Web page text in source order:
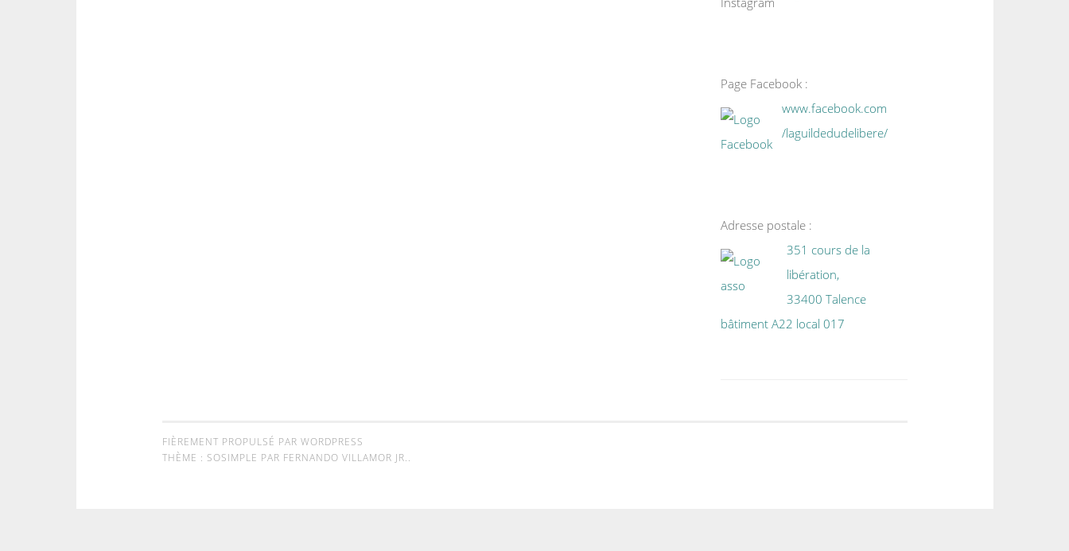
Page Facebook :
www.facebook.com
/laguildedudelibere/
Adresse postale :
351 cours de la
libération,
33400 Talence
bâtiment A22 local 017
FIÈREMENT PROPULSÉ PAR WORDPRESS
THÈME : SOSIMPLE PAR FERNANDO VILLAMOR JR..